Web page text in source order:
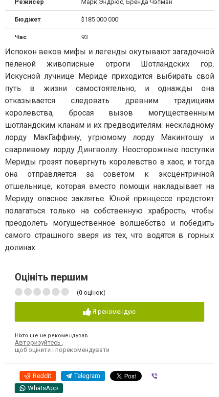
Режисер Марк Эндрюс, Бренда Чэпман
Бюджет $185 000 000
Час 93
Испокон веков мифы и легенды окутывают загадочной
пеленой живописные отроги Шотландских гор.
Искусной лучнице Мериде приходится выбирать свой
путь в жизни самостоятельно, и однажды она
отказывается следовать древним традициям
королевства, бросая вызов могущественным
шотландским кланам и их предводителям: нескладному
лорду МакГаффину, угрюмому лорду Макинтошу и
сварливому лорду Дингволлу. Неосторожные поступки
Мериды грозят повергнуть королевство в хаос, и тогда
она отправляется за советом к эксцентричной
отшельнице, которая вместо помощи накладывает на
Мериду опасное заклятье. Юной принцессе предстоит
полагаться только на собственную храбрость, чтобы
преодолеть могущественное волшебство и победить
самого страшного зверя из тех, что водятся в горных
долинах.
Оцініть першим
(0 оцінок)
Я рекомендую
Ніхто ще не рекомендував
Авторизуйтесь ,
щоб оцінити і порекомендувати
Reddit Telegram
WhatsApp